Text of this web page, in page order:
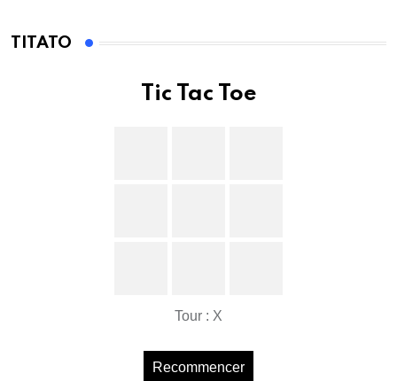
TITATO
Tic Tac Toe
Tour : X
Recommencer